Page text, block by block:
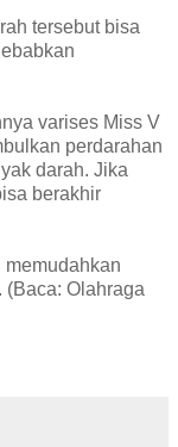
tersebut bisa
varises Miss V
perdarahan
darah. Jika
berakhir
Olahraga